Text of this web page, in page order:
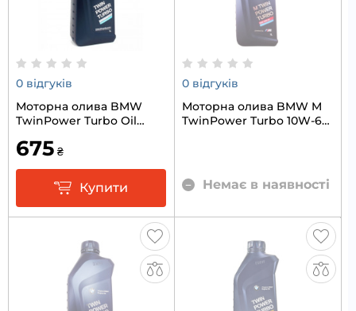
0 відгуків
Моторна олива BMW
TwinPower Turbo Oil
675 ₴
Купити
0 відгуків
Моторна олива BMW M
TwinPower Turbo 10W-60
Немає в наявності